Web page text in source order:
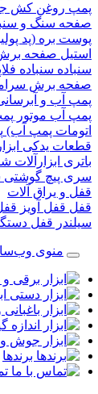
روغن کش
سنگ و سنباده
بره (پد پولیش)
صفحه برش‌
سنباده فلاپی
برش‌ سرامیک
و آبرسانی
آبموتور پمپ
پمپ آب)پمپ
یدکی ابزارآلات
ابزارآلات شارژی
پیچ گوشتیسه
یراق آلات
قفل آویز قفل
قفل دستگیره
منوی وب‌سایت 2
ابزار
برندها
تماس